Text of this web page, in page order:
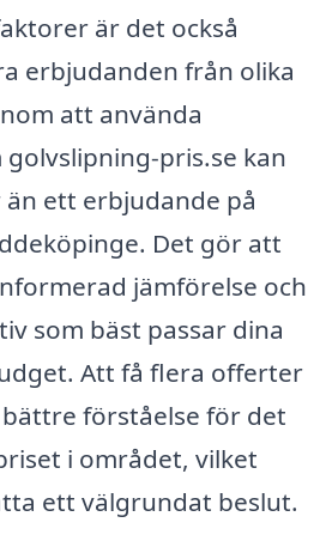
är det också
erbjudanden från olika
att använda
pris.se kan
ett erbjudande på
Det gör att
jämförelse och
som bäst passar dina
Att få flera offerter
bättre förståelse för det
i området, vilket
ett välgrundat beslut.